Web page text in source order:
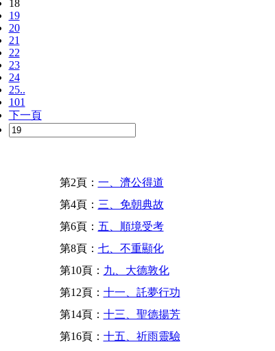
18
19
20
21
22
23
24
25..
101
下一頁
第2頁： 一、濟公得道
第4頁： 三、免朝典故
第6頁： 五、順境受考
第8頁： 七、不重顯化
第10頁： 九、大德敦化
第12頁： 十一、託夢行功
第14頁： 十三、聖德揚芳
第16頁： 十五、祈雨靈驗